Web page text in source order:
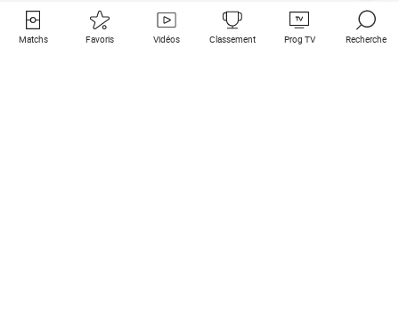
Matchs Favoris Vidéos Classement Prog TV Recherche